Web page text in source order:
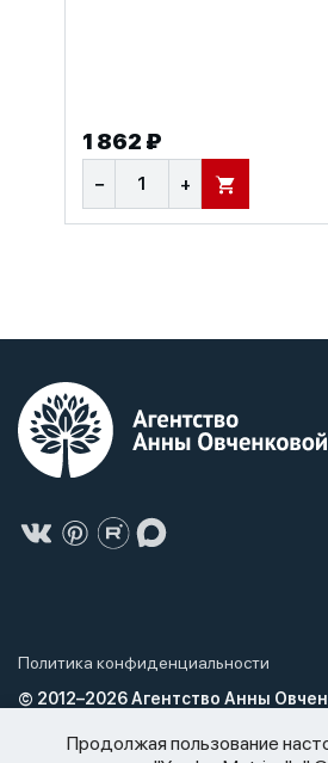
1 862 ₽
− + В КОРЗИНУ
Политика конфиденциальности
© 2012–2026 Агентство Анны
Агентство Анны Овченковой не
спиртосодержащей продукции и об
Продолжая пользование